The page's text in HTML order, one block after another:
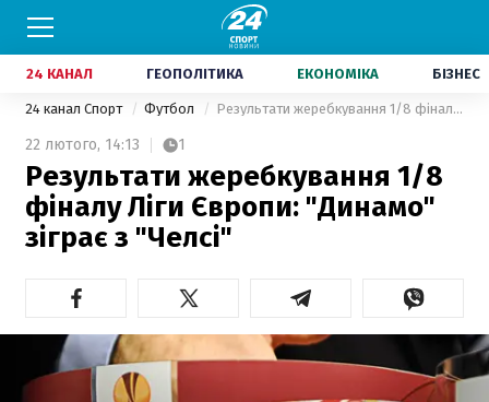
24 КАНАЛ ГЕОПОЛІТИКА ЕКОНОМІКА БІЗНЕС
24 канал Спорт Футбол Результати жеребкування 1/8 фіналу Ліги Європи: "Динамо" зіграє з "Челсі"
22 лютого, 14:13 1
Результати жеребкування 1/8
фіналу Ліги Європи: "Динамо"
зіграє з "Челсі"